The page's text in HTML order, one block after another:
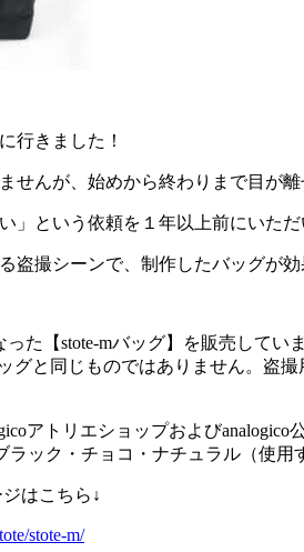
行きました！
せんが、始めから終わりまで目が
」という依頼を１年以上前にいた
盗撮シーンで、制作したバッグが
【stote-mバッグ】を販売してい
グと同じものではありません。盗
アトリエショップおよびanalogico
ラック・チョコ・ナチュラル（使用
はこちら↓
stote-m/